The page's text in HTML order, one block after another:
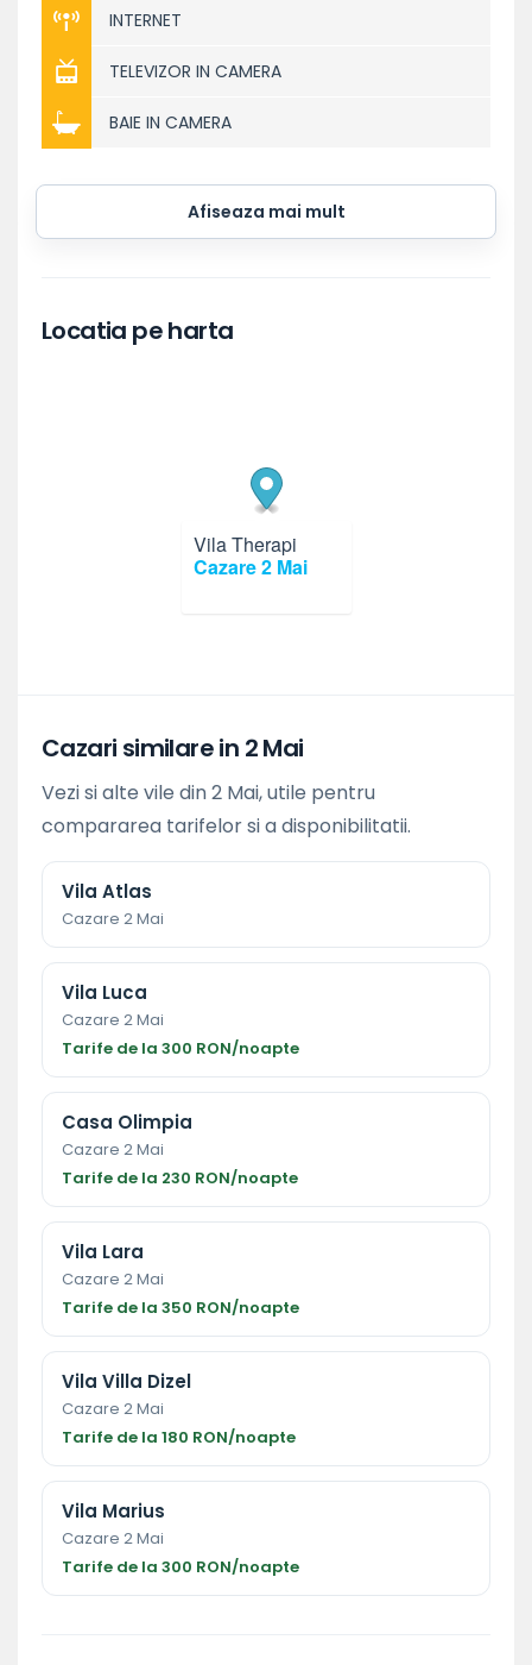
INTERNET
TELEVIZOR IN CAMERA
BAIE IN CAMERA
Afiseaza mai mult
Locatia pe harta
Vila Therapi
Cazare 2 Mai
Cazari similare in 2 Mai
Vezi si alte vile din 2 Mai, utile pentru
compararea tarifelor si a disponibilitatii.
Vila Atlas
Cazare 2 Mai
Vila Luca
Cazare 2 Mai
Tarife de la 300 RON/noapte
Casa Olimpia
Cazare 2 Mai
Tarife de la 230 RON/noapte
Vila Lara
Cazare 2 Mai
Tarife de la 350 RON/noapte
Vila Villa Dizel
Cazare 2 Mai
Tarife de la 180 RON/noapte
Vila Marius
Cazare 2 Mai
Tarife de la 300 RON/noapte